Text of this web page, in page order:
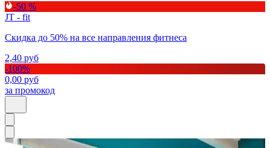
-50 %
JT - fit
Скидка до 50% на все направления фитнеса
2,40 руб
-100%
0,00 руб
за промокод